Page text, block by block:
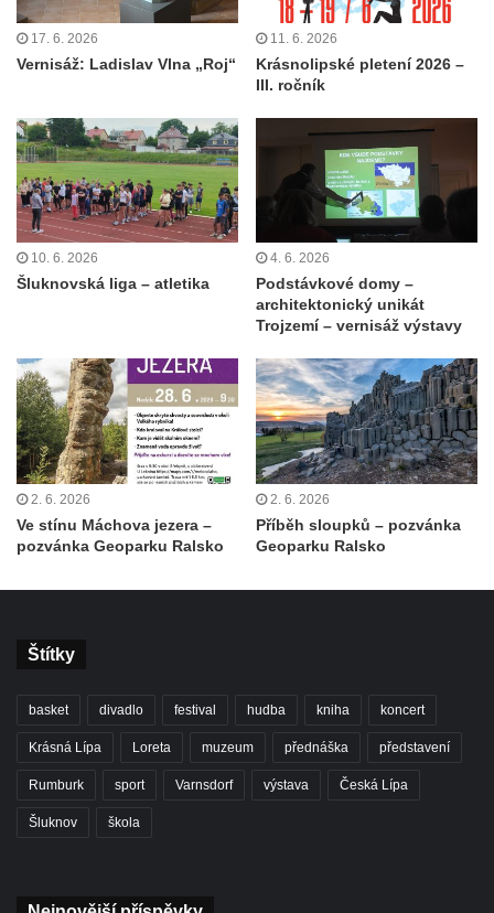
17. 6. 2026
Vernisáž: Ladislav Vlna „Roj“
11. 6. 2026
Krásnolipské pletení 2026 –
III. ročník
10. 6. 2026
Šluknovská liga – atletika
4. 6. 2026
Podstávkové domy –
architektonický unikát
Trojzemí – vernisáž výstavy
2. 6. 2026
Ve stínu Máchova jezera –
pozvánka Geoparku Ralsko
2. 6. 2026
Příběh sloupků – pozvánka
Geoparku Ralsko
Štítky
basket divadlo festival hudba kniha koncert
Krásná Lípa Loreta muzeum přednáška představení
Rumburk sport Varnsdorf výstava Česká Lípa
Šluknov škola